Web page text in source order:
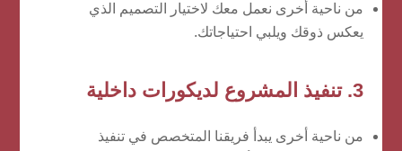
من ناحية أخرى نعمل معك لاختيار التصميم الذي
يعكس ذوقك ويلبي احتياجاتك.
3. تنفيذ المشروع لديكورات داخلية
من ناحية أخرى يبدأ فريقنا المتخصص في تنفيذ